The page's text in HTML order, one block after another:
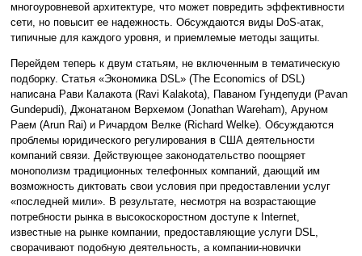
многоуровневой архитектуре, что может повредить эффективности
сети, но повысит ее надежность. Обсуждаются виды DoS-атак,
типичные для каждого уровня, и приемлемые методы защиты.
Перейдем теперь к двум статьям, не включенным в тематическую
подборку. Статья «Экономика DSL» (The Economics of DSL)
написана Рави Калакота (Ravi Kalakota), Паваном Гундепуди (Pavan
Gundepudi), Джонатаном Верхемом (Jonathan Wareham), Аруном
Раем (Arun Rai) и Ричардом Велке (Richard Welke). Обсуждаются
проблемы юридического регулирования в США деятельности
компаний связи. Действующее законодательство поощряет
монополизм традиционных телефонных компаний, дающий им
возможность диктовать свои условия при предоставлении услуг
«последней мили». В результате, несмотря на возрастающие
потребности рынка в высокоскоростном доступе к Internet,
известные на рынке компании, предоставляющие услуги DSL,
сворачивают подобную деятельность, а компании-новички